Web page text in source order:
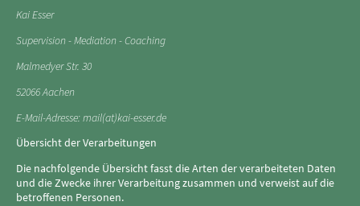
Kai Esser
Supervision - Mediation - Coaching
Malmedyer Str. 30
52066 Aachen
E-Mail-Adresse: mail(at)kai-esser.de
Übersicht der Verarbeitungen
Die nachfolgende Übersicht fasst die Arten der verarbeiteten Daten
und die Zwecke ihrer Verarbeitung zusammen und verweist auf die
betroffenen Personen.